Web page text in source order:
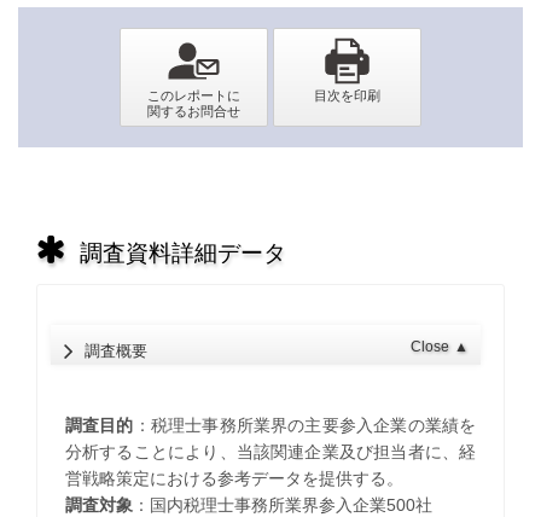
調査資料詳細データ
調査概要 Close ▲
調査目的 ：税理士事務所業界の主要参入企業の業績を
分析することにより、当該関連企業及び担当者に、経
営戦略策定における参考データを提供する。
調査対象：国内税理士事務所業界参入企業500社